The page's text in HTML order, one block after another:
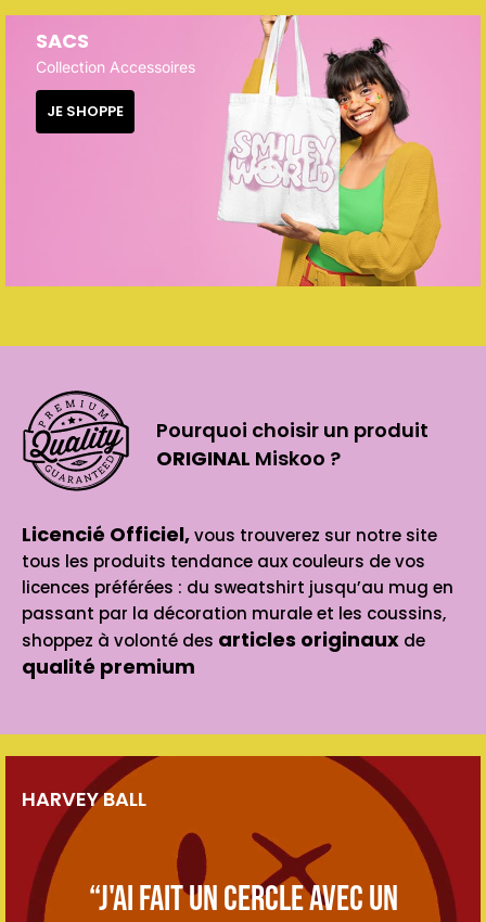
SACS
Collection Accessoires
JE SHOPPE
Pourquoi choisir un produit
ORIGINAL Miskoo ?
Licencié Officiel,vous trouverez sur notre site
tous les produits tendance aux couleurs de vos
licences préférées : du sweatshirt jusqu’au mug en
passant par la décoration murale et les coussins,
shoppez à volonté des articles originaux de
qualité premium
HARVEY BALL
“J'ai fait un cercle avec un